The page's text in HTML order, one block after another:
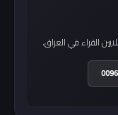
القراء في العراق.